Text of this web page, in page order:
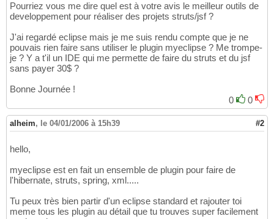
Pourriez vous me dire quel est à votre avis le meilleur outils de
developpement pour réaliser des projets struts/jsf ?
J'ai regardé eclipse mais je me suis rendu compte que je ne
pouvais rien faire sans utiliser le plugin myeclipse ? Me trompe-
je ? Y a t'il un IDE qui me permette de faire du struts et du jsf
sans payer 30$ ?
Bonne Journée !
0
0
alheim, le 04/01/2006 à 15h39 #2
hello,
myeclipse est en fait un ensemble de plugin pour faire de
l'hibernate, struts, spring, xml.....
Tu peux très bien partir d'un eclipse standard et rajouter toi
meme tous les plugin au détail que tu trouves super facilement